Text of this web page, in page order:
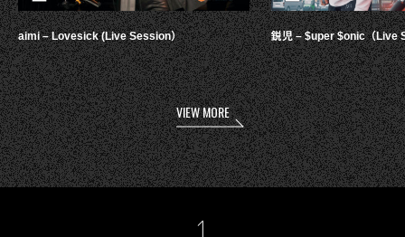
aimi – Lovesick (Live Session） 鋭児 – $uper $onic（Live
VIEW MORE